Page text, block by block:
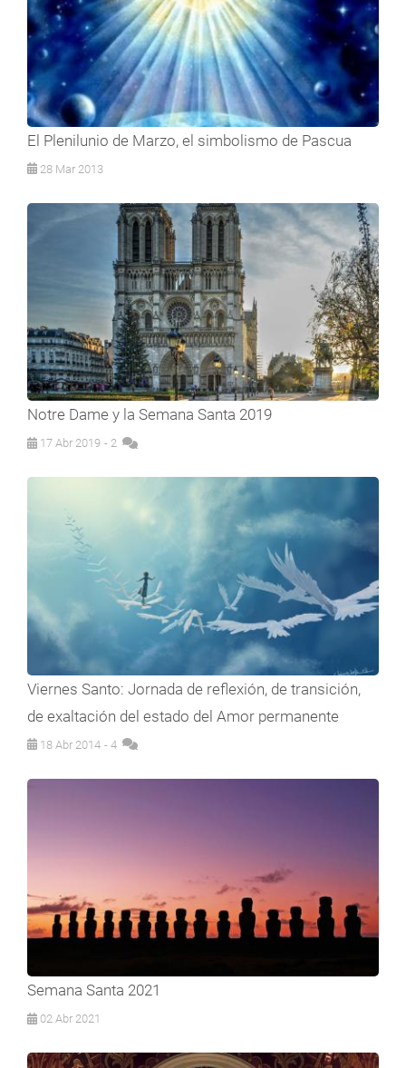
El Plenilunio de Marzo, el simbolismo de Pascua
28 Mar 2013
Notre Dame y la Semana Santa 2019
17 Abr 2019 - 2
Viernes Santo: Jornada de reflexión, de transición,
de exaltación del estado del Amor permanente
18 Abr 2014 - 4
Semana Santa 2021
02 Abr 2021